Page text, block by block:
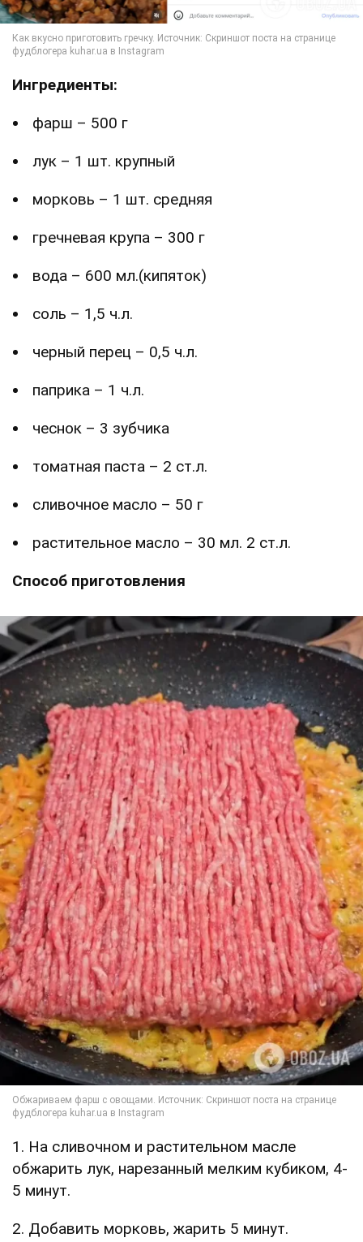
Ингредиенты:
фарш – 500 г
лук – 1 шт. крупный
морковь – 1 шт. средняя
гречневая крупа – 300 г
вода – 600 мл.(кипяток)
соль – 1,5 ч.л.
черный перец – 0,5 ч.л.
паприка – 1 ч.л.
чеснок – 3 зубчика
томатная паста – 2 ст.л.
сливочное масло – 50 г
растительное масло – 30 мл. 2 ст.л.
Способ приготовления
1. На сливочном и растительном масле
обжарить лук, нарезанный мелким кубиком, 4-
5 минут.
2. Добавить морковь, жарить 5 минут.